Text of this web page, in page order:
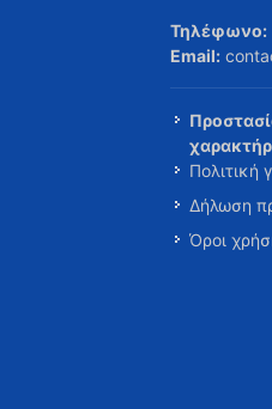
Τηλέφωνο:
Email:
Πολιτική
Δήλωση
Όροι